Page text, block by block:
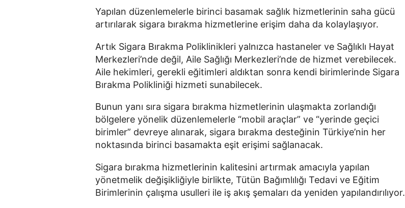
Yapılan düzenlemelerle birinci basamak sağlık hizmetlerinin saha gücü
artırılarak sigara bırakma hizmetlerine erişim daha da kolaylaşıyor.
Artık Sigara Bırakma Poliklinikleri yalnızca hastaneler ve Sağlıklı Hayat
Merkezleri’nde değil, Aile Sağlığı Merkezleri’nde de hizmet verebilecek.
Aile hekimleri, gerekli eğitimleri aldıktan sonra kendi birimlerinde Sigara
Bırakma Polikliniği hizmeti sunabilecek.
Bunun yanı sıra sigara bırakma hizmetlerinin ulaşmakta zorlandığı
bölgelere yönelik düzenlemelerle “mobil araçlar” ve “yerinde geçici
birimler” devreye alınarak, sigara bırakma desteğinin Türkiye’nin her
noktasında birinci basamakta eşit erişimi sağlanacak.
Sigara bırakma hizmetlerinin kalitesini artırmak amacıyla yapılan
yönetmelik değişikliğiyle birlikte, Tütün Bağımlılığı Tedavi ve Eğitim
Birimlerinin çalışma usulleri ile iş akış şemaları da yeniden yapılandırılıyor.